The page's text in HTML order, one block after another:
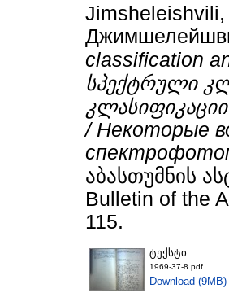
Jimsheleishvili,
classification
სპექტრული
/ Некоторые
აბასთუმნის
Bulletin of the
115.
ტექსტი
1969-37-8.pdf
Download (9MB)